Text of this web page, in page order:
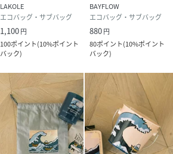
LAKOLE
エコバッグ・サブバッグ
1,100円
100ポイント(10%ポイント
バック)
BAYFLOW
エコバッグ・サブバッグ
880円
80ポイント(10%ポイント
バック)